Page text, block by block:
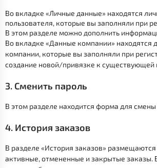
Во вкладке «Личные данные» находятся
пользователя, которые вы заполняли при
В этом разделе можно дополнить
Во вкладке «Данные компании» находятся
компании, которые вы заполняли при
создание новой/привязке к существующей
3. Сменить пароль
В этом разделе находится форма для
4. История заказов
В разделе «История заказов»
активные, отмененные и закрытые заказы.